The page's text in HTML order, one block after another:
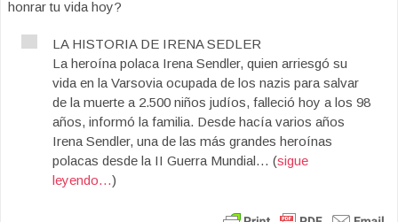
honrar tu vida hoy?
LA HISTORIA DE IRENA SEDLER
La heroína polaca Irena Sendler, quien arriesgó su
vida en la Varsovia ocupada de los nazis para salvar
de la muerte a 2.500 niños judíos, falleció hoy a los 98
años, informó la familia. Desde hacía varios años
Irena Sendler, una de las más grandes heroínas
polacas desde la II Guerra Mundial… (sigue
leyendo…)